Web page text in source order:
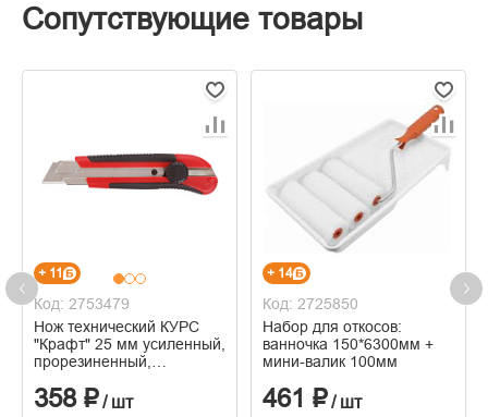
Сопутствующие товары
+ 11
Код: 2753479
Нож технический КУРС
"Крафт" 25 мм усиленный,
прорезиненный,
358 ₽/ шт
+ 14
Код: 2725850
Набор для откосов:
ванночка 150*6300мм +
мини-валик 100мм
461 ₽/ шт